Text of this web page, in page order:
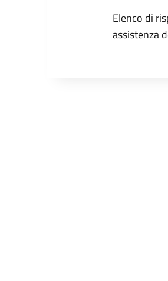
Elenco di
assistenza